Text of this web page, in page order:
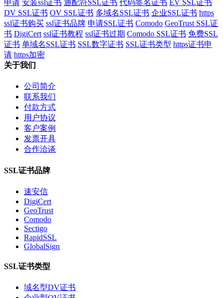
申请 安装ssl证书 通配符SSL证书 代码签名证书 EV SSL证书
DV SSL证书 OV SSL证书 多域名SSL证书 企业SSL证书 https
ssl证书购买 ssl证书品牌 申请SSL证书 Comodo GeoTrust SSL证
书 DigiCert ssl证书教程 ssl证书过期 Comodo SSL证书 免费SSL
证书 单域名SSL证书 SSL数字证书 SSL证书类型 https证书申
请 https加密
关于我们
公司简介
联系我们
付款方式
用户协议
客户案例
发票开具
合作洽谈
SSL证书品牌
速安信
DigiCert
GeoTrust
Comodo
Sectigo
RapidSSL
GlobalSign
SSL证书类型
域名型DV证书